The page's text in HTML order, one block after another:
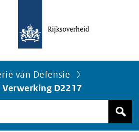
van Defensie
Verwerking D2217